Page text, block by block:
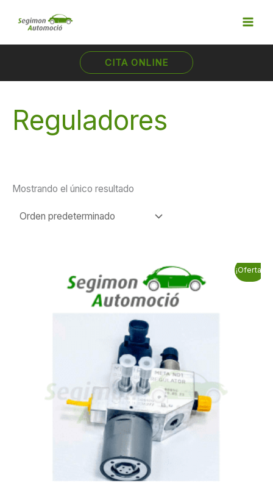
contenido
CITA ONLINE
Reguladores
Mostrando el único resultado
¡Oferta!
precio
original
era:
El
precio
actual
es: